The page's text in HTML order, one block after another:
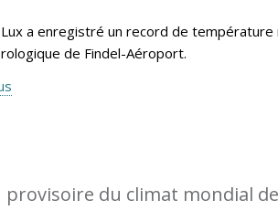
a enregistré un record de
de Findel-Aéroport.
provisoire du climat mondial de